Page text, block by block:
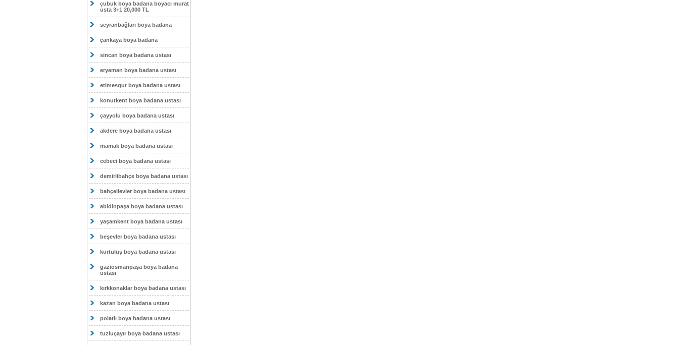
çubuk boya badana boyacı murat
usta 3+1 20,000 TL
seyranbağları boya badana
çankaya boya badana
sincan boya badana ustası
eryaman boya badana ustası
etimesgut boya badana ustası
konutkent boya badana ustası
çayyolu boya badana ustası
akdere boya badana ustası
mamak boya badana ustası
cebeci boya badana ustası
demirlibahçe boya badana ustası
bahçelievler boya badana ustası
abidinpaşa boya badana ustası
yaşamkent boya badana ustası
beşevler boya badana ustası
kurtuluş boya badana ustası
gaziosmanpaşa boya badana
ustası
kırkkonaklar boya badana ustası
kazan boya badana ustası
polatlı boya badana ustası
tuzluçayır boya badana ustası